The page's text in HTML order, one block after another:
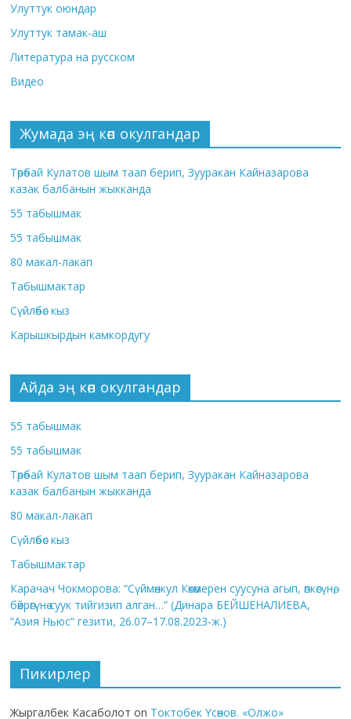
Улуттук оюндар
Улуттук тамак-аш
Литература на русском
Видео
Жумада эң көп окулгандар
Төрөбай Кулатов шым таап берип, Зууракан Кайназарова
казак балбанын жыкканда
55 табышмак
55 табышмак
80 макал-лакап
Табышмактар
Сүйлөбөс кыз
Карышкырдын камкордугу
Айда эң көп окулгандар
55 табышмак
55 табышмак
Төрөбай Кулатов шым таап берип, Зууракан Кайназарова
казак балбанын жыкканда
80 макал-лакап
Сүйлөбөс кыз
Табышмактар
Карачач Чокморова: “Сүймөнкул Көкөмерен суусуна агып, өпкөсүнө,
бөйрөгүнө суук тийгизип алган…” (Динара БЕЙШЕНАЛИЕВА,
“Азия Ньюс” гезити, 26.07–17.08.2023-ж.)
Пикирлер
Жыргалбек Касаболот on Токтобек Үсөнов. «Олжо»